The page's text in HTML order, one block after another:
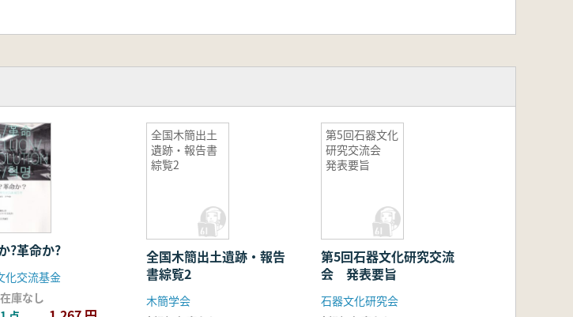
?革命か?
化交流基金
在庫なし
全国木簡出土
遺跡・報告書
綜覧2
全国木簡出土遺跡・報告
書綜覧2
木簡学会
第5回石器文化
研究交流会
発表要旨
第5回石器文化研究交流
会 発表要旨
石器文化研究会